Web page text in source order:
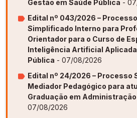
Gestão em Saúde Pública -
Edital nº 043/2026 –
Simplificado Interno para
Orientador para o Curso de
Inteligência Artificial
Pública - 07/08/2026
Edital nº 24/2026 – Processo
Mediador Pedagógico para
Graduação em
07/08/2026